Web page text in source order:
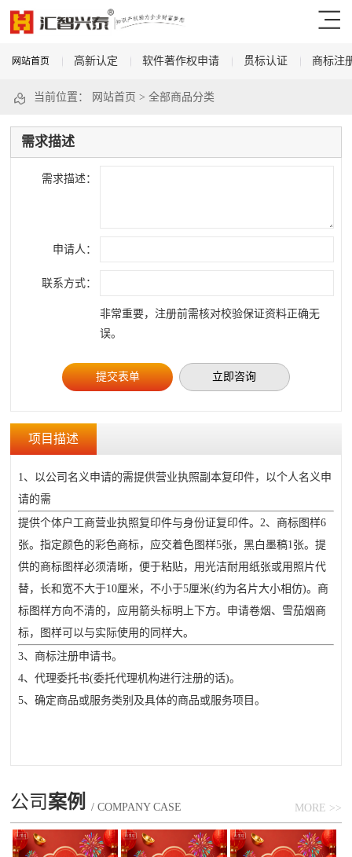
网站首页 高新认定 软件著作权申请 贯标认证 商标注
当前位置： 网站首页 > 全部商品分类
需求描述
需求描述：
申请人：
联系方式：
非常重要，注册前需核对校验保证资料正确无
误。
立即咨询
项目描述
1、以公司名义申请的需提供营业执照副本复印件，以个人名义申
请的需
提供个体户工商营业执照复印件与身份证复印件。2、商标图样6
张。指定颜色的彩色商标，应交着色图样5张，黑白墨稿1张。提
供的商标图样必须清晰，便于粘贴，用光洁耐用纸张或用照片代
替，长和宽不大于10厘米，不小于5厘米(约为名片大小相仿)。商
标图样方向不清的，应用箭头标明上下方。申请卷烟、雪茄烟商
标，图样可以与实际使用的同样大。
3、商标注册申请书。
4、代理委托书(委托代理机构进行注册的话)。
5、确定商品或服务类别及具体的商品或服务项目。
公司案例 / COMPANY CASE MORE >>